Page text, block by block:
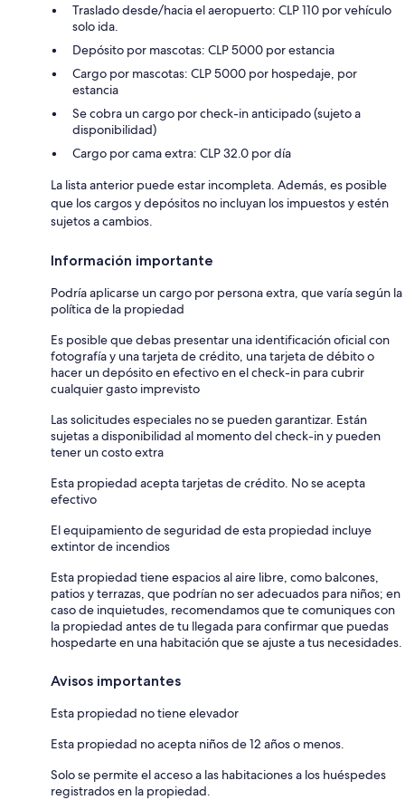
Traslado desde/hacia el aeropuerto: CLP 110 por vehículo
solo ida.
Depósito por mascotas: CLP 5000 por estancia
Cargo por mascotas: CLP 5000 por hospedaje, por
estancia
Se cobra un cargo por check-in anticipado (sujeto a
disponibilidad)
Cargo por cama extra: CLP 32.0 por día
La lista anterior puede estar incompleta. Además, es posible
que los cargos y depósitos no incluyan los impuestos y estén
sujetos a cambios.
Información importante
Podría aplicarse un cargo por persona extra, que varía según la
política de la propiedad
Es posible que debas presentar una identificación oficial con
fotografía y una tarjeta de crédito, una tarjeta de débito o
hacer un depósito en efectivo en el check-in para cubrir
cualquier gasto imprevisto
Las solicitudes especiales no se pueden garantizar. Están
sujetas a disponibilidad al momento del check-in y pueden
tener un costo extra
Esta propiedad acepta tarjetas de crédito. No se acepta
efectivo
El equipamiento de seguridad de esta propiedad incluye
extintor de incendios
Esta propiedad tiene espacios al aire libre, como balcones,
patios y terrazas, que podrían no ser adecuados para niños; en
caso de inquietudes, recomendamos que te comuniques con
la propiedad antes de tu llegada para confirmar que puedas
hospedarte en una habitación que se ajuste a tus necesidades.
Avisos importantes
Esta propiedad no tiene elevador
Esta propiedad no acepta niños de 12 años o menos.
Solo se permite el acceso a las habitaciones a los huéspedes
registrados en la propiedad.